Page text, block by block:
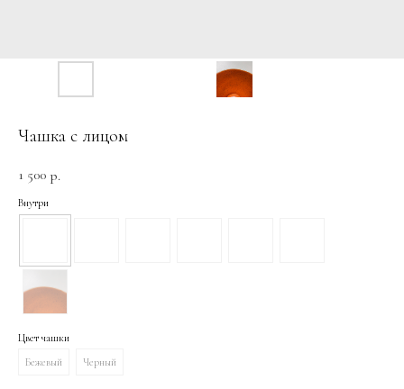
Чашка с лицом
1 500 р.
Внутри
Цвет чашки
Бежевый
Черный